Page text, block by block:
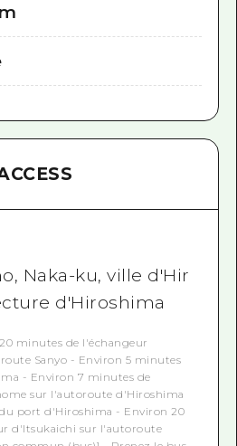
Naka-ku, ville d'Hir
d'Hiroshima
minutes de l'échangeur
Sanyo - Environ 5 minutes
- Environ 7 minutes de
sur l'autoroute d'Hiroshima
port d'Hiroshima - Environ 20
d'Itsukaichi sur l'autoroute